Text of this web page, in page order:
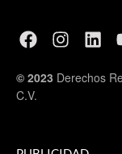
© 2023 Derechos
C.V.